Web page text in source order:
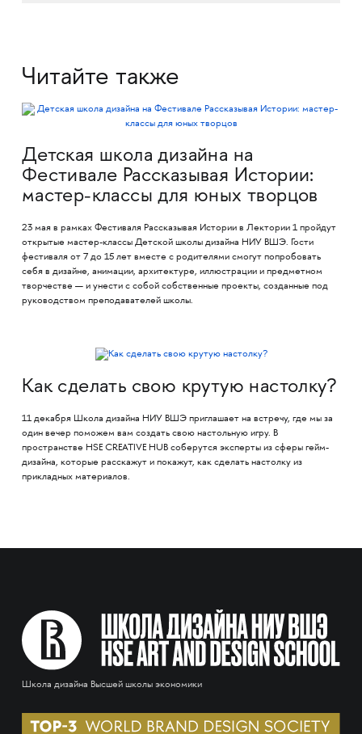
Читайте также
Детская школа дизайна на
Фестивале Рассказывая Истории:
мастер-классы для юных творцов
23 мая в рамках Фестиваля Рассказывая Истории в Лектории 1 пройдут
открытые мастер-классы Детской школы дизайна НИУ ВШЭ. Гости
фестиваля от 7 до 15 лет вместе с родителями смогут попробовать
себя в дизайне, анимации, архитектуре, иллюстрации и предметном
творчестве — и унести с собой собственные проекты, созданные под
руководством преподавателей школы.
Как сделать свою крутую настолку?
11 декабря Школа дизайна НИУ ВШЭ приглашает на встречу, где мы за
один вечер поможем вам создать свою настольную игру. В
пространстве HSE CREATIVE HUB соберутся эксперты из сферы гейм-
дизайна, которые расскажут и покажут, как сделать настолку из
прикладных материалов.
Школа дизайна Высшей школы экономики